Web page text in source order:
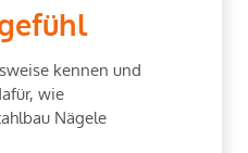
kennen und
wie
Nägele